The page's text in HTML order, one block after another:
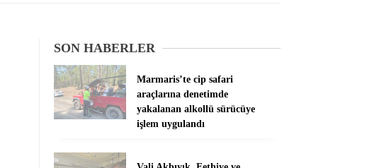
SON HABERLER
Marmaris’te cip safari
araçlarına denetimde
yakalanan alkollü sürücüye
işlem uygulandı